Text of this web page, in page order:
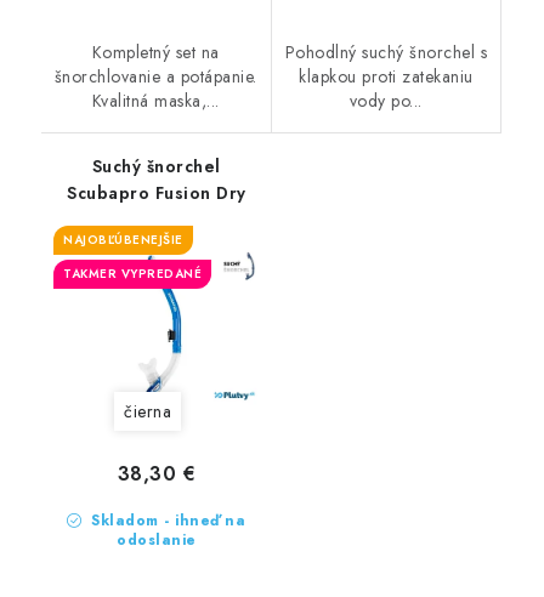
Kompletný set na
šnorchlovanie a potápanie.
Kvalitná maska,...
Pohodlný suchý šnorchel s
klapkou proti zatekaniu
vody po...
Suchý šnorchel
Scubapro Fusion Dry
NAJOBĽÚBENEJŠIE
TAKMER VYPREDANÉ
čierna
Skladom - ihneď na
odoslanie
38,30 €